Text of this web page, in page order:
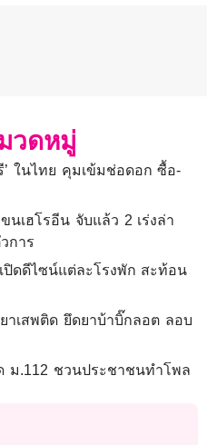
วดหมู่
’ ในไทย คุมเข้มช่อดอก ซื้อ-
นเฮโรอีน จับแล้ว 2 เร่งล่า
การ
ปิดดีไซน์แต่ละโรงพัก สะท้อน
าเสพติด ยึดยาบ้าบิ๊กลอต ลอบ
ม.112 ชวนประชาชนทำโพล